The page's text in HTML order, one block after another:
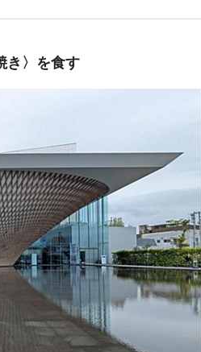
き〉を食す